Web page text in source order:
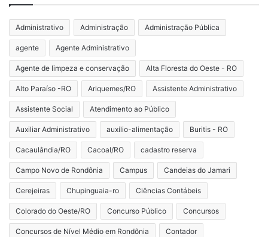
Administrativo Administração Administração Pública
agente Agente Administrativo
Agente de limpeza e conservação Alta Floresta do Oeste - RO
Alto Paraíso -RO Ariquemes/RO Assistente Administrativo
Assistente Social Atendimento ao Público
Auxiliar Administrativo auxílio-alimentação Buritis - RO
Cacaulândia/RO Cacoal/RO cadastro reserva
Campo Novo de Rondônia Campus Candeias do Jamari
Cerejeiras Chupinguaia-ro Ciências Contábeis
Colorado do Oeste/RO Concurso Público Concursos
Concursos de Nível Médio em Rondônia Contador